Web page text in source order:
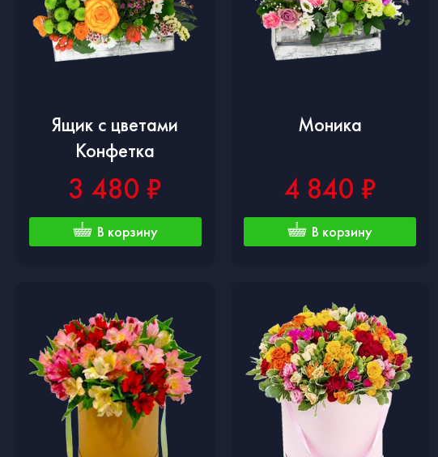
Ящик с цветами
Конфетка
3 480 ₽
В корзину
Моника
4 840 ₽
В корзину